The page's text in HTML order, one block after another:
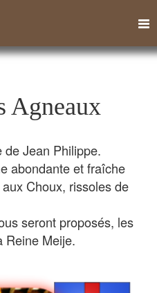
Agneaux
de Jean Philippe.
abondante et fraîche
Choux, rissoles de
seront proposés, les
Reine Meije.